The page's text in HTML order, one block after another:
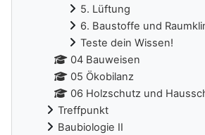
5. Lüftung
6. Baustoffe und
Teste dein Wissen!
04 Bauweisen
05 Ökobilanz
06 Holzschutz und
Treffpunkt
Baubiologie II